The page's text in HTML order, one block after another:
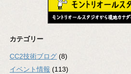
カテゴリー
CC2技術ブログ (8)
イベント情報 (113)